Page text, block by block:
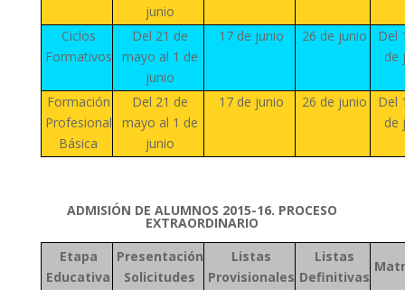
junio
Ciclos
Formativos
Del 21 de
mayo al 1 de
junio
17 de junio 26 de junio
Del
de
Formación
Profesional
Básica
Del 21 de
mayo al 1 de
junio
17 de junio 26 de junio
Del
de
ADMISIÓN DE ALUMNOS 2015-16. PROCESO
EXTRAORDINARIO
Etapa
Educativa
Presentación
Solicitudes
Listas
Provisionales
Listas
Definitivas